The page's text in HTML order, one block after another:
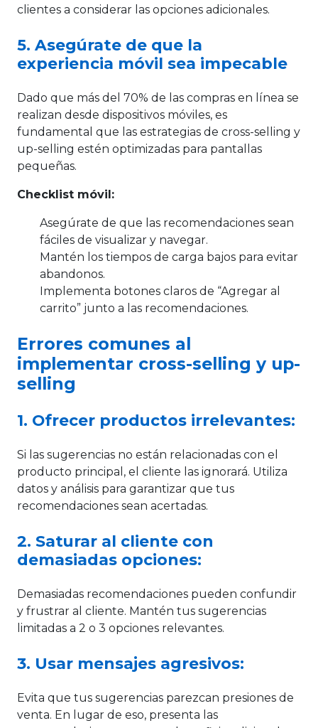
clientes a considerar las opciones adicionales.
5. Asegúrate de que la
experiencia móvil sea impecable
Dado que más del 70% de las compras en línea se
realizan desde dispositivos móviles, es
fundamental que las estrategias de cross-selling y
up-selling estén optimizadas para pantallas
pequeñas.
Checklist móvil:
Asegúrate de que las recomendaciones sean
fáciles de visualizar y navegar.
Mantén los tiempos de carga bajos para evitar
abandonos.
Implementa botones claros de “Agregar al
carrito” junto a las recomendaciones.
Errores comunes al
implementar cross-selling y up-
selling
1. Ofrecer productos irrelevantes:
Si las sugerencias no están relacionadas con el
producto principal, el cliente las ignorará. Utiliza
datos y análisis para garantizar que tus
recomendaciones sean acertadas.
2. Saturar al cliente con
demasiadas opciones:
Demasiadas recomendaciones pueden confundir
y frustrar al cliente. Mantén tus sugerencias
limitadas a 2 o 3 opciones relevantes.
3. Usar mensajes agresivos:
Evita que tus sugerencias parezcan presiones de
venta. En lugar de eso, presenta las